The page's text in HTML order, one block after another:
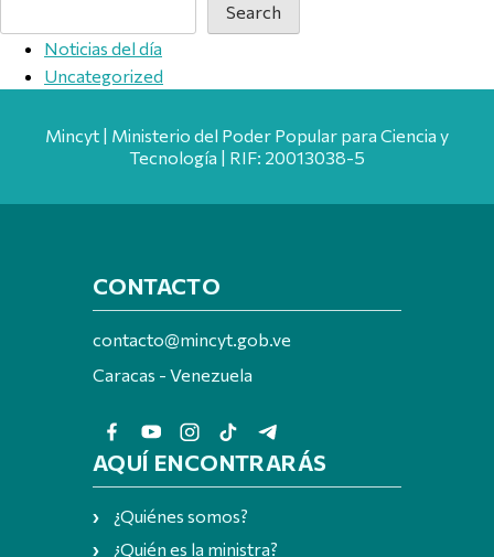
Search
Noticias del día
Uncategorized
Mincyt | Ministerio del Poder Popular para Ciencia y
Tecnología | RIF: 20013038-5
CONTACTO
contacto@mincyt.gob.ve
Caracas - Venezuela
AQUÍ ENCONTRARÁS
¿Quiénes somos?
¿Quién es la ministra?